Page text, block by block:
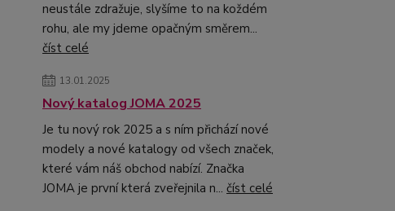
neustále zdražuje, slyšíme to na koždém
rohu, ale my jdeme opačným směrem...
číst celé
13.01.2025
Nový katalog JOMA 2025
Je tu nový rok 2025 a s ním přichází nové
modely a nové katalogy od všech značek,
které vám náš obchod nabízí. Značka
JOMA je první která zveřejnila n... číst celé